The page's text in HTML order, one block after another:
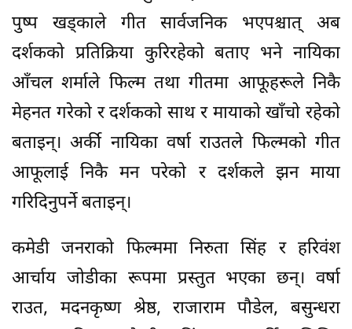
आर्चाय जोडीका रूपमा प्रस्तुत भएका छन्। वर्षा
राउत, मदनकृष्ण श्रेष्ठ, राजाराम पौडेल, बसुन्धरा
भुषाल, किरण केसी, प्रिंयका कार्की, शिशिर
वाङ्देललगायत कलाकारको समेत अभिनय रहेको
फिल्म मह सञ्चारको ब्यानरमा किरण केसीले प्रस्तुत
गरेका हुन्। नरेन्द्र कंसाकार, शिवहरि पौडेल, यमन श्रेष्ठ
र रमिला आचार्यको निर्माणमा निर्माणाधीन फिल्ममा
भने दीर्घ गुरुङले छायांकन गरेको फिल्मलाई मित्र डी
गुरुङले सम्पादन गरिरहेका छन्।